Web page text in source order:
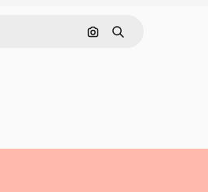
Pesquisar por imagem
Buscar